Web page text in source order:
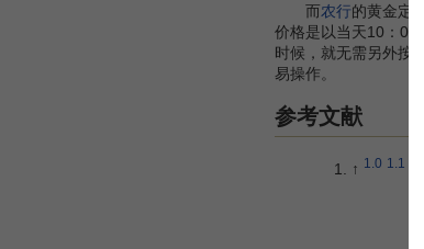
而农行的黄金定
价格是以当天10：00
时候，就无需另外按
易操作。
参考文献
↑ 1.0 1.1